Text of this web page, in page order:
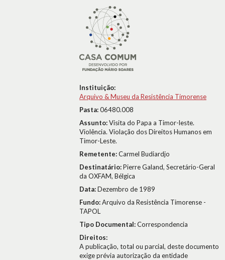
Instituição:
Arquivo & Museu da Resistência Timorense
Pasta:06480.008
Assunto:Visita do Papa a Timor-leste.
Violência. Violação dos Direitos Humanos em
Timor-Leste.
Remetente:Carmel Budiardjo
Destinatário:Pierre Galand, Secretário-Geral
da OXFAM, Bélgica
Data:Dezembro de 1989
Fundo:Arquivo da Resistência Timorense -
TAPOL
Tipo Documental:Correspondencia
Direitos:
A publicação, total ou parcial, deste documento
exige prévia autorização da entidade